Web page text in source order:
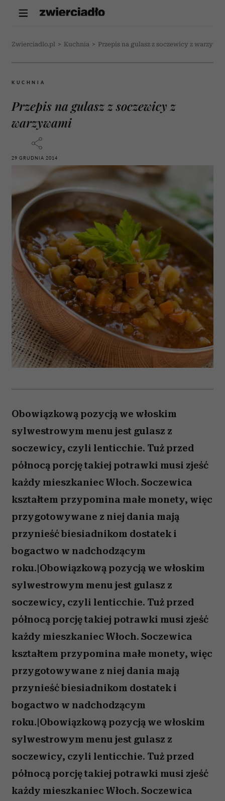
Zwierciadlo.pl > Kuchnia > Przepis na gulasz z soczewicy z
KUCHNIA
Przepis na gulasz z soczewicy z
warzywami
29 GRUDNIA 2014
Obowiązkową pozycją we włoskim
sylwestrowym menu jest gulasz z
soczewicy, czyli lenticchie. Tuż przed
północą porcję takiej potrawki musi zjeść
każdy mieszkaniec Włoch. Soczewica
kształtem przypomina małe monety, więc
przygotowywane z niej dania mają
przynieść biesiadnikom dostatek i
bogactwo w nadchodzącym
roku.|Obowiązkową pozycją we włoskim
sylwestrowym menu jest gulasz z
soczewicy, czyli lenticchie. Tuż przed
północą porcję takiej potrawki musi zjeść
każdy mieszkaniec Włoch. Soczewica
kształtem przypomina małe monety, więc
przygotowywane z niej dania mają
przynieść biesiadnikom dostatek i
bogactwo w nadchodzącym
roku.|Obowiązkową pozycją we włoskim
sylwestrowym menu jest gulasz z
soczewicy, czyli lenticchie. Tuż przed
północą porcję takiej potrawki musi zjeść
każdy mieszkaniec Włoch. Soczewica